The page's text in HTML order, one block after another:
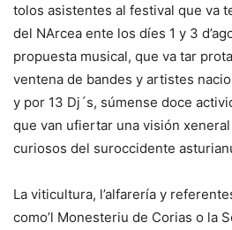
tolos asistentes al festival que va
del NArcea ente los díes 1 y 3
propuesta musical, que va tar
ventena de bandes y artistes
y por 13 Dj´s, súmense doce
que van ufiertar una visión
curiosos del suroccidente
La viticultura, l’alfarería y
como’l Monesteriu de Corias o la